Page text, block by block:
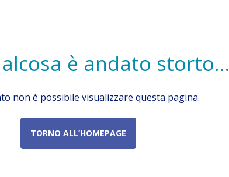
è andato storto...
non è possibile visualizzare questa pagina.
TORNO ALL’HOMEPAGE